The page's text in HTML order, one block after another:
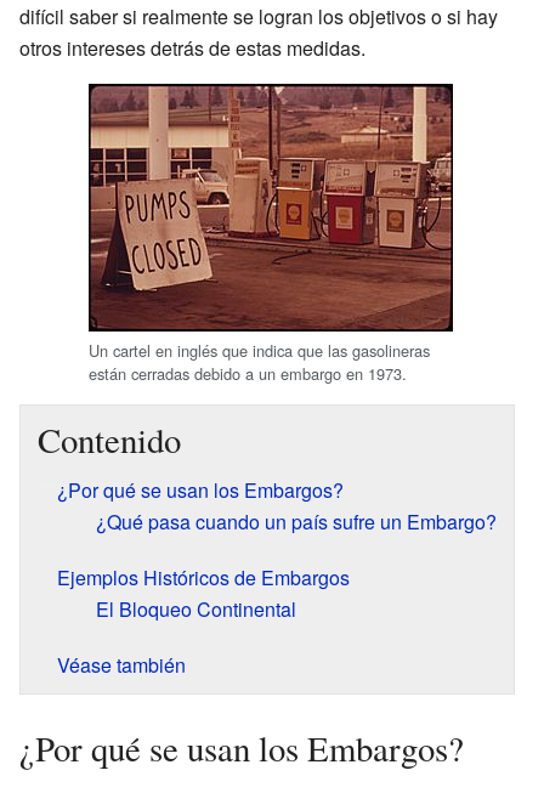
difícil saber si realmente se logran los objetivos o si hay
otros intereses detrás de estas medidas.
Un cartel en inglés que indica que las gasolineras
están cerradas debido a un embargo en 1973.
Contenido
¿Por qué se usan los Embargos?
¿Qué pasa cuando un país sufre un Embargo?
Ejemplos Históricos de Embargos
El Bloqueo Continental
Véase también
¿Por qué se usan los Embargos?